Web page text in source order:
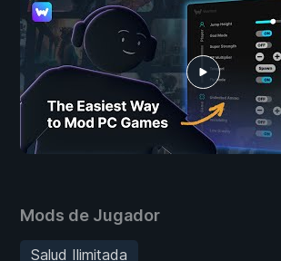
Mods de Jugador
Salud Ilimitada